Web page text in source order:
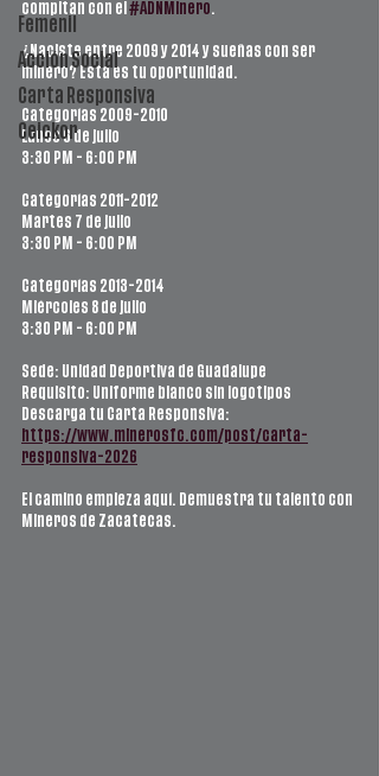
Femenil
Acción Social
Carta Responsiva
Ceickor
compitan con el #ADNMinero
¿Naciste entre 2009 y 2014 y sueñas con ser
minero? Esta es tu oportunidad.
Categorías 2009-2010
Lunes 6 de julio
3:30 PM - 6:00 PM
Categorías 2011-2012
Martes 7 de julio
3:30 PM - 6:00 PM
Categorías 2013-2014
Miércoles 8 de julio
3:30 PM - 6:00 PM
Sede: Unidad Deportiva de Guadalupe
Requisito: Uniforme blanco sin logotipos
Descarga tu Carta Responsiva:
https://www.minerosfc.com/post/carta-
responsiva-2026
El camino empieza aquí. Demuestra tu talento con
Mineros de Zacatecas.